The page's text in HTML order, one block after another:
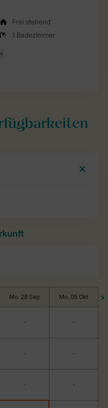
Frei stehend
1 Badezimmer
Mo. 28 Sep Mo. 05 Okt
- -
- -
- -